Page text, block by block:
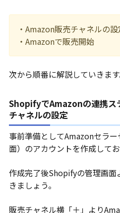
・Amazon販売チャネルの設
・Amazonで販売開始
次から順番に解説していきます
ShopifyでAmazonの連携
チャネルの設定
事前準備としてAmazonセラ
面）のアカウントを作成してお
作成完了後Shopifyの管理画面
きましょう。
販売チャネル横「＋」より